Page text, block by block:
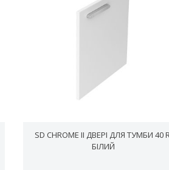
SD CHROME II ДВЕРІ ДЛЯ ТУМБИ 40
БІЛИЙ